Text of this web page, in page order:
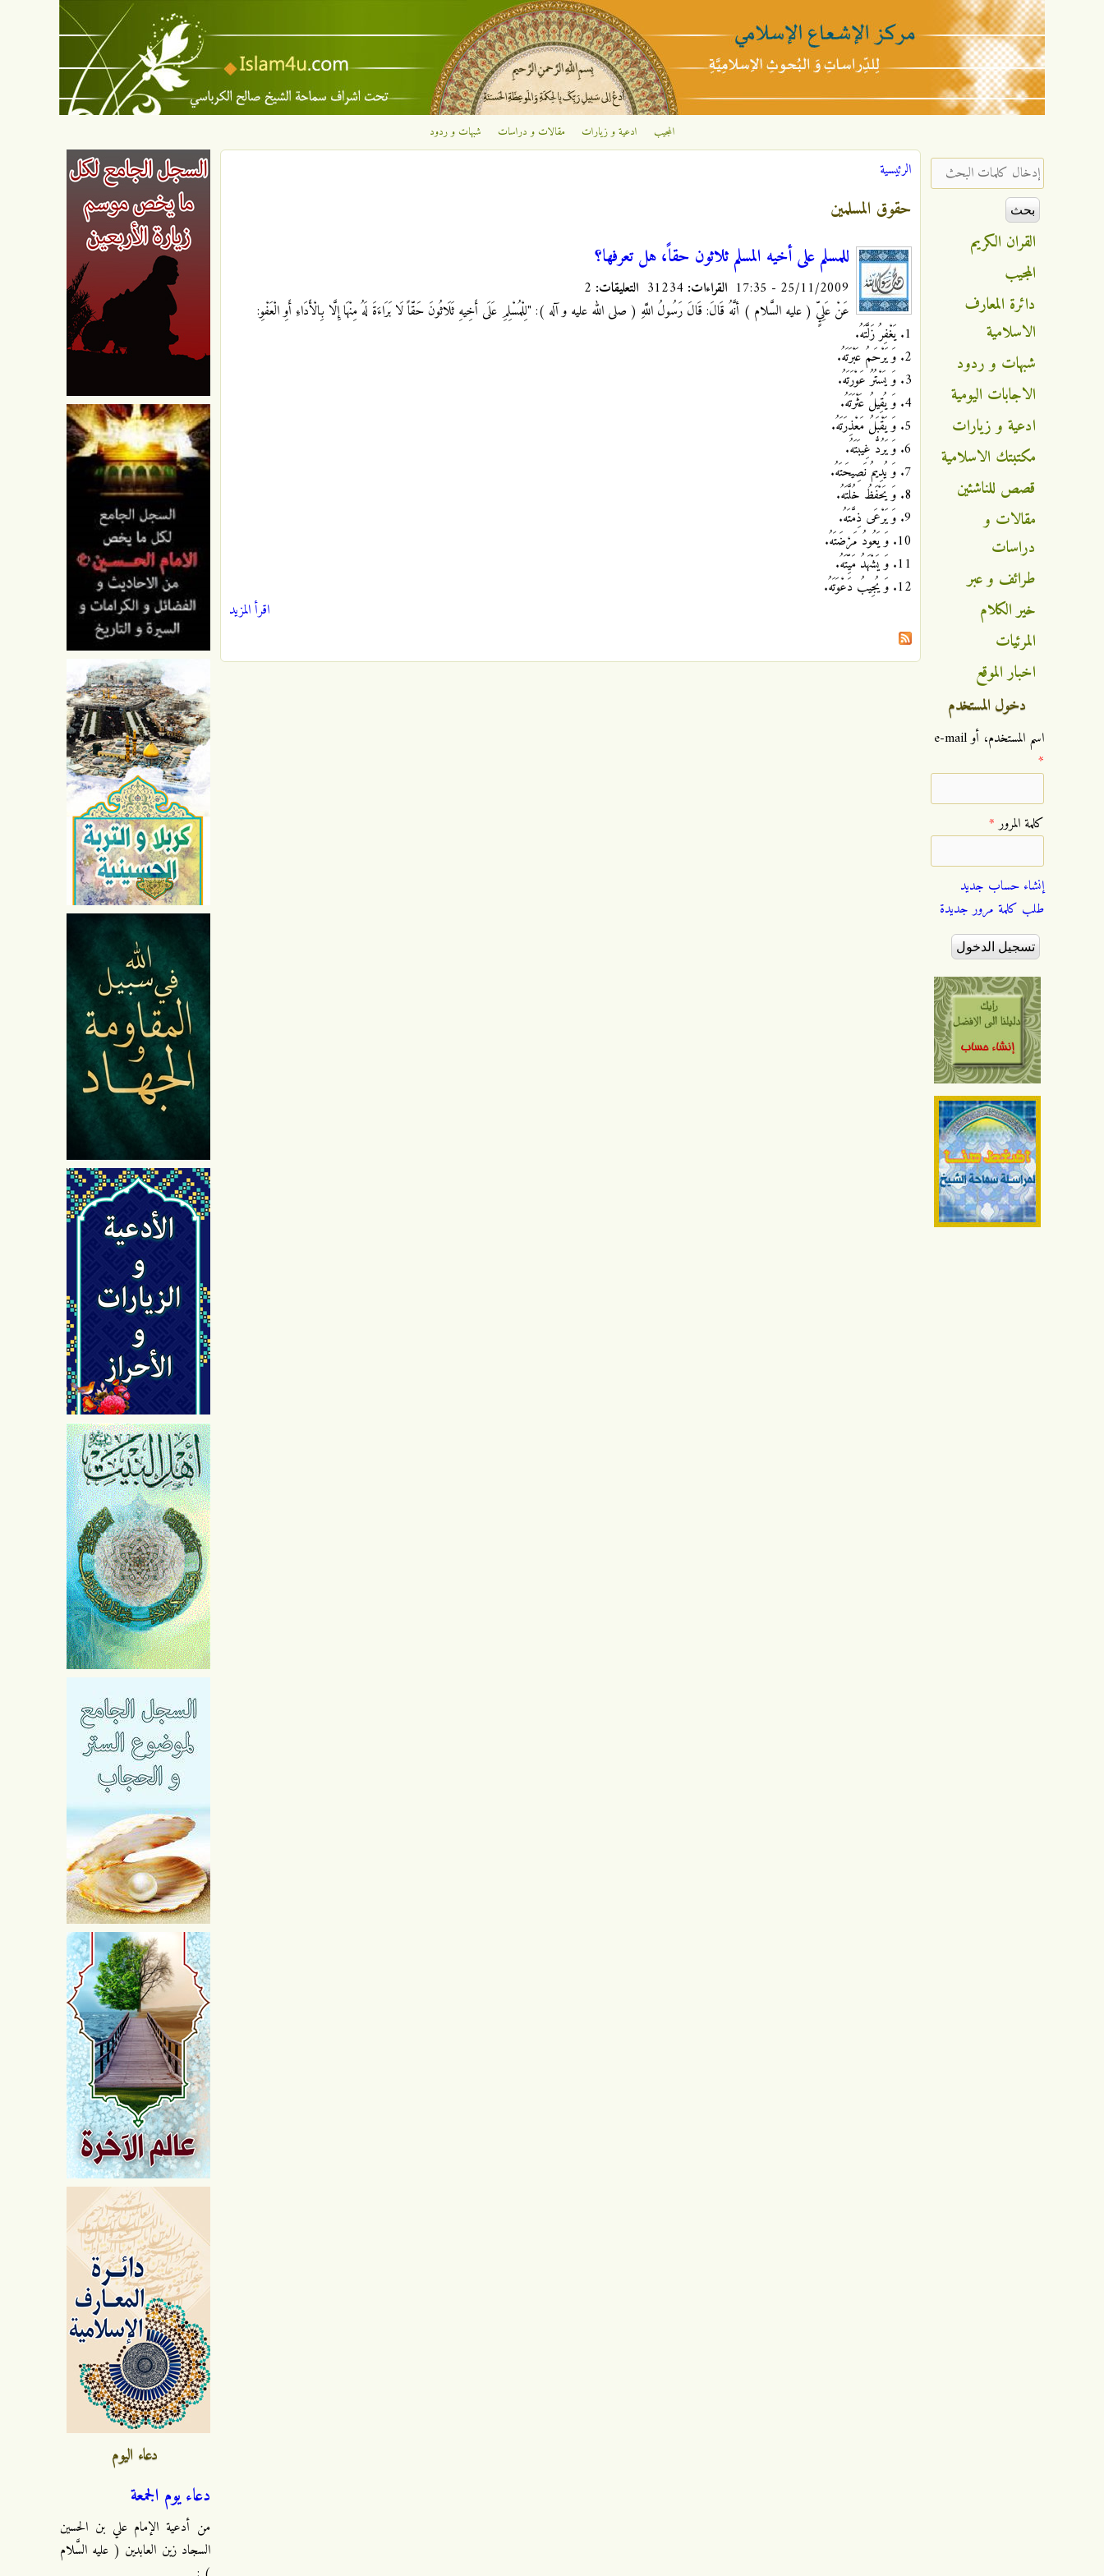
تجاوز إلى المحتوى الرئيسي
الإشعاع
الإسلامي
المجيب ادعية و زيارات مقالات و دراسات شبهات و ردود
أنت هنا
الرئيسية
حقوق المسلمين
للمسلم على أخيه المسلم ثلاثون حقاً، هل تعرفها؟
25/11/2009 - 17:35 القراءات: التعليقات:
عَنْ عَلِيٍّ ( عليه السَّلام ) أنَّهُ قَالَ: قَالَ رَسُولُ اللَّهِ ( صلى الله عليه و آله ): "لِلْمُسْلِمِ عَلَى أَخِيهِ ثَلَاثُونَ حَقّاً لَا بَرَاءَةَ لَهُ مِنْهَا إِلَّا بِالْأَدَاءِ أَوِ الْعَفْوِ:
1. يَغْفِرُ زَلَّتَهُ.
2. وَ يَرْحَمُ عَبْرَتَهُ.
3. وَ يَسْتُرُ عَوْرَتَهُ.
4. وَ يُقِيلُ عَثْرَتَهُ.
5. وَ يَقْبَلُ مَعْذِرَتَهُ.
6. وَ يَرُدُّ غِيبَتَهُ.
7. وَ يُدِيمُ نَصِيحَتَهُ.
8. وَ يَحْفَظُ خُلَّتَهُ.
9. وَ يَرْعَى ذِمَّتَهُ.
10. وَ يَعُودُ مَرْضَتَهُ.
11. وَ يَشْهَدُ مَيِّتَهُ.
12. وَ يُجِيبُ دَعْوَتَهُ.
اقرأ المزيد
دعاء اليوم
دعاء يوم الجمعة
من أدعية الإمام علي بن الحسين
السجاد زين العابدين ( عليه السَّلام
‏إدخال كلمات البحث ‏
القران الكريم
المجيب
دائرة المعارف
الاسلامية
شبهات و ردود
الاجابات اليومية
ادعية و زيارات
مكتبتك الاسلامية
قصص للناشئين
مقالات و
دراسات
طرائف و عبر
خير الكلام
المرئيات
اخبار الموقع
دخول المستخدم
‏اسم المستخدم، أو e-mail
*
‏كلمة المرور ‏*
إنشاء حساب جديد
طلب كلمة مرور جديدة